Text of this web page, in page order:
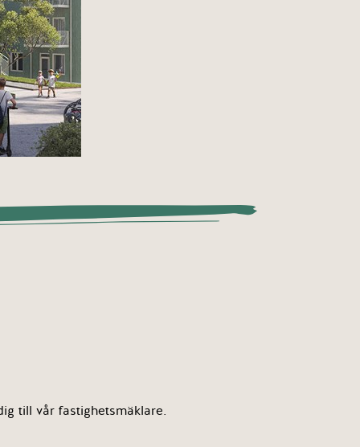
till vår fastighetsmäklare.